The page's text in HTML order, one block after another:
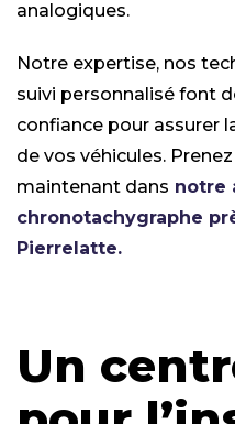
analogiques.
Notre expertise, nos
suivi personnalisé font
confiance pour assurer
de vos véhicules.
maintenant dans notre
chronotachygraphe
Pierrelatte.
Un